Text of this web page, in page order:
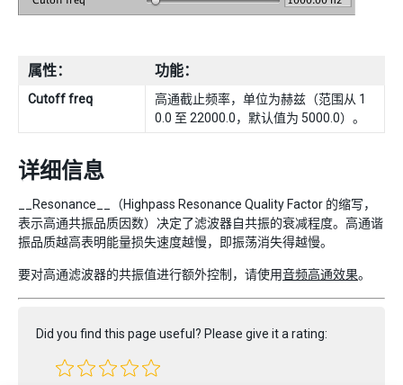
属性： 功能：
Cutoff freq
高通截止频率，单位为赫兹（范围从 1
0.0 至 22000.0，默认值为 5000.0）。
详细信息
__Resonance__（Highpass Resonance Quality Factor 的缩写，
表示高通共振品质因数）决定了滤波器自共振的衰减程度。高通谐
振品质越高表明能量损失速度越慢，即振荡消失得越慢。
要对高通滤波器的共振值进行额外控制，请使用音频高通效果。
Did you find this page useful? Please give it a rating: